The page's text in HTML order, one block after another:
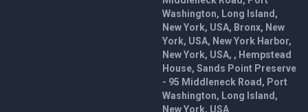
Washington, Long Island,
New York, USA, Bronx, New
York, USA, New York Harbor,
New York, USA, , Hempstead
House, Sands Point Preserve
- 95 Middleneck Road, Port
Washington, Long Island,
New York, USA